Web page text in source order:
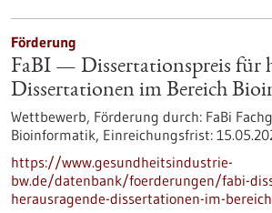
Förderung
FaBI — Dissertationspreis für
Dissertationen im Bereich
Wettbewerb, Förderung durch: FaBi
Bioinformatik, Einreichungsfrist:
https://www.gesundheitsindustrie-
bw.de/datenbank/foerderungen/fabi-
herausragende-dissertationen-im-